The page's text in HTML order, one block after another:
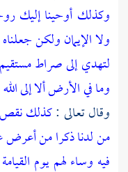
وكذلك أوحينا إليك
ولا الإيمان ولكن
لتهدي إلى صراط
وما في الأرض ألا إلى
وقال تعالى :كذلك نقص
من لدنا ذكرا من أعرض
فيه وساء لهم يوم